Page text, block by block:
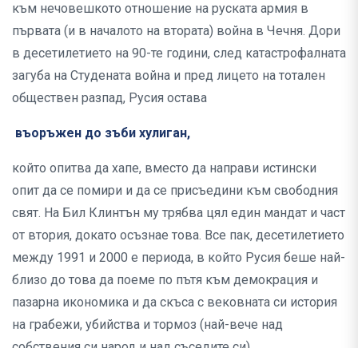
към нечовешкото отношение на руската армия в
първата (и в началото на втората) война в Чечня. Дори
в десетилетието на 90-те години, след катастрофалната
загуба на Студената война и пред лицето на тотален
обществен разпад, Русия остава
въоръжен до зъби хулиган,
който опитва да хапе, вместо да направи истински
опит да се помири и да се присъедини към свободния
свят. На Бил Клинтън му трябва цял един мандат и част
от втория, докато осъзнае това. Все пак, десетилетието
между 1991 и 2000 е периода, в който Русия беше най-
близо до това да поеме по пътя към демокрация и
пазарна икономика и да скъса с вековната си история
на грабежи, убийства и тормоз (най-вече над